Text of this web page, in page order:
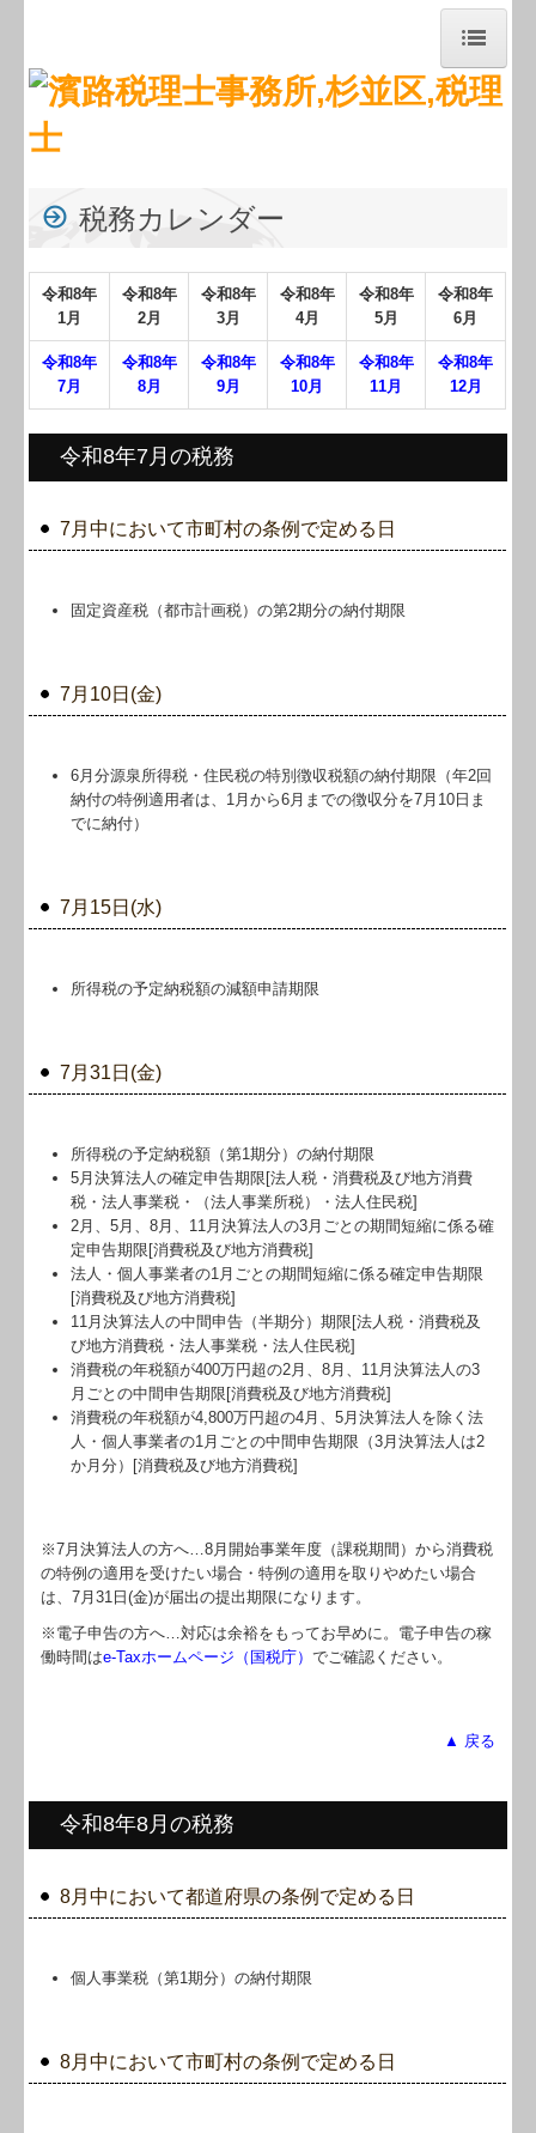
トップページ
職員紹介
交通案内
セミナー案内
お問合せ
補助金・助成金・融資情報
関与先向け融資商品ご紹介
経営者お役立ち情報
Q&A経営相談
社長メニューASP版
経営革新等支援機関とは
経営改善計画の策定支援
経営改善オンデマンド講座
ビジネスレポート
濱路からの一言
ドゥグループの一押し
税務カレンダー
令和8年
1月
令和8年
2月
令和8年
3月
令和8年
4月
令和8年
5月
令和8年
6月
令和8年
7月
令和8年
8月
令和8年
9月
令和8年
10月
令和8年
11月
令和8年
12月
令和8年7月の税務
7月中において市町村の条例で定める日
固定資産税（都市計画税）の第2期分の納付期限
7月10日(金)
6月分源泉所得税・住民税の特別徴収税額の納付期限（年2回
納付の特例適用者は、1月から6月までの徴収分を7月10日ま
でに納付）
7月15日(水)
所得税の予定納税額の減額申請期限
7月31日(金)
所得税の予定納税額（第1期分）の納付期限
5月決算法人の確定申告期限[法人税・消費税及び地方消費
税・法人事業税・（法人事業所税）・法人住民税]
2月、5月、8月、11月決算法人の3月ごとの期間短縮に係る確
定申告期限[消費税及び地方消費税]
法人・個人事業者の1月ごとの期間短縮に係る確定申告期限
[消費税及び地方消費税]
11月決算法人の中間申告（半期分）期限[法人税・消費税及
び地方消費税・法人事業税・法人住民税]
消費税の年税額が400万円超の2月、8月、11月決算法人の3
月ごとの中間申告期限[消費税及び地方消費税]
消費税の年税額が4,800万円超の4月、5月決算法人を除く法
人・個人事業者の1月ごとの中間申告期限（3月決算法人は2
か月分）[消費税及び地方消費税]
※7月決算法人の方へ…8月開始事業年度（課税期間）から消費税
の特例の適用を受けたい場合・特例の適用を取りやめたい場合
は、7月31日(金)が届出の提出期限になります。
※電子申告の方へ…対応は余裕をもってお早めに。電子申告の稼
働時間はe-Taxホームページ（国税庁）でご確認ください。
▲ 戻る
令和8年8月の税務
8月中において都道府県の条例で定める日
個人事業税（第1期分）の納付期限
8月中において市町村の条例で定める日